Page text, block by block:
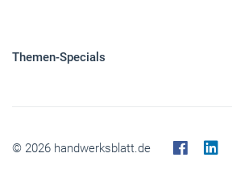
Themen-Specials
© 2026 handwerksblatt.de